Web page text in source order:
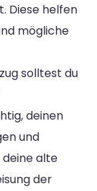
Diese helfen
mögliche
solltest du
deinen
und
alte
der